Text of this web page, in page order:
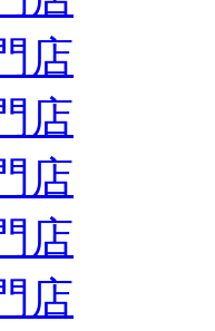
店
店
店
店
店